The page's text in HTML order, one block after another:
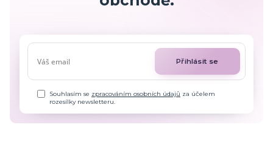
Přihlásit se
Souhlasím se zpracováním osobních údajů za účelem
rozesílky newsletteru.